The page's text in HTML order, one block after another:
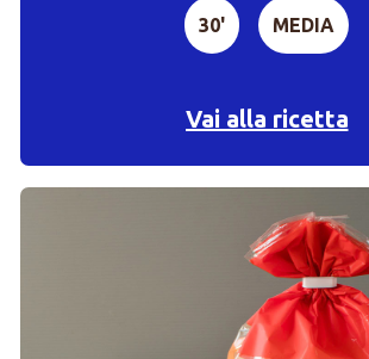
30' MEDIA
Vai alla ricetta